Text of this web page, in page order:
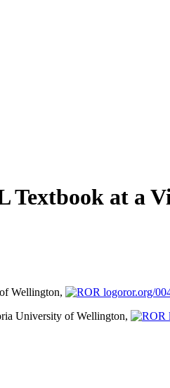
Textbook at a
Wellington,
ror.org/
University of Wellington,